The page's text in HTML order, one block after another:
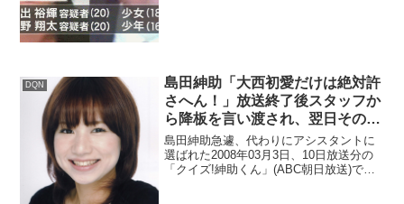
DQN
島田紳助「大西初愛だけは絶対許
さへん！」放送終了後スタッフか
ら降板を言い渡され、翌日そのま
ま芸能界を引退
島田紳助急遽、代わりにアシスタントに
選ばれた2008年03月3日、10日放送分の
「クイズ!紳助くん」(ABC朝日放送)で、